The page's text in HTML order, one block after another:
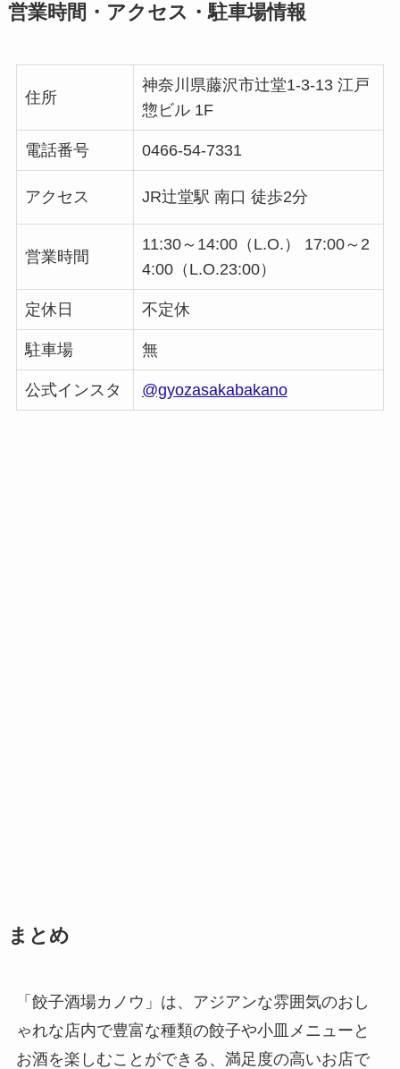
営業時間・アクセス・駐車場情報
住所
神奈川県藤沢市辻堂1-3-13 江戸
惣ビル 1F
電話番号 0466-54-7331
アクセス JR辻堂駅 南口 徒歩2分
営業時間
11:30～14:00（L.O.） 17:00～2
4:00（L.O.23:00）
定休日 不定休
駐車場 無
公式インスタ @gyozasakabakano
まとめ
「餃子酒場カノウ」は、アジアンな雰囲気のおし
ゃれな店内で豊富な種類の餃子や小皿メニューと
お酒を楽しむことができる、満足度の高いお店で